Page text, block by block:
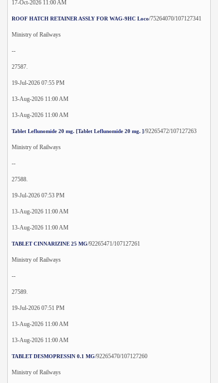
17-Oct-2026 11:00 AM
ROOF HATCH RETAINER ASSLY FOR WAG-9HC Loco/75264070/107127341
Ministry of Railways
--
27587.
19-Jul-2026 07:55 PM
13-Aug-2026 11:00 AM
13-Aug-2026 11:00 AM
Tablet Leflunomide 20 mg. [Tablet Leflunomide 20 mg. ]/92265472/107127263
Ministry of Railways
--
27588.
19-Jul-2026 07:53 PM
13-Aug-2026 11:00 AM
13-Aug-2026 11:00 AM
TABLET CINNARIZINE 25 MG/92265471/107127261
Ministry of Railways
--
27589.
19-Jul-2026 07:51 PM
13-Aug-2026 11:00 AM
13-Aug-2026 11:00 AM
TABLET DESMOPRESSIN 0.1 MG/92265470/107127260
Ministry of Railways